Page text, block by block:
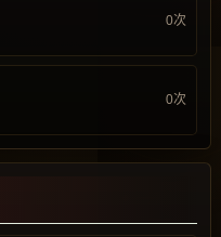
0次
0次